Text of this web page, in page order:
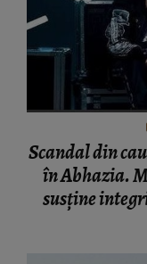
Scandal din
în Abhazia.
susține